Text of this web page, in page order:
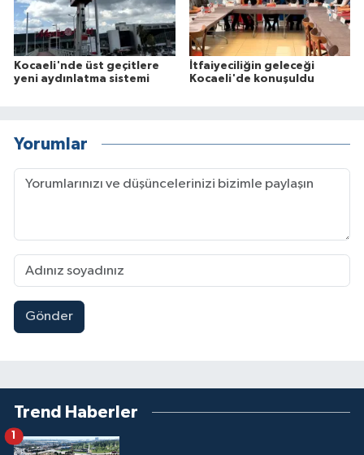
Kocaeli'nde üst geçitlere
yeni aydınlatma sistemi
İtfaiyeciliğin geleceği
Kocaeli'de konuşuldu
Yorumlar
Gönder
Trend Haberler
1